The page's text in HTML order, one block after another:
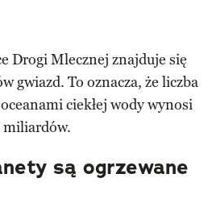
Drogi Mlecznej znajduje się
gwiazd. To oznacza, że liczba
ciekłej wody wynosi
są ogrzewane